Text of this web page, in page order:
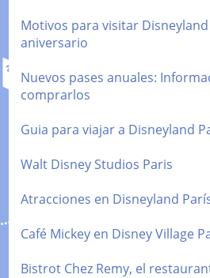
Motivos para visitar
aniversario
Nuevos pases anuales:
comprarlos
Guia para viajar a Disneyland
Walt Disney Studios Paris
Atracciones en Disneyland
Café Mickey en Disney Village
Bistrot Chez Remy, el